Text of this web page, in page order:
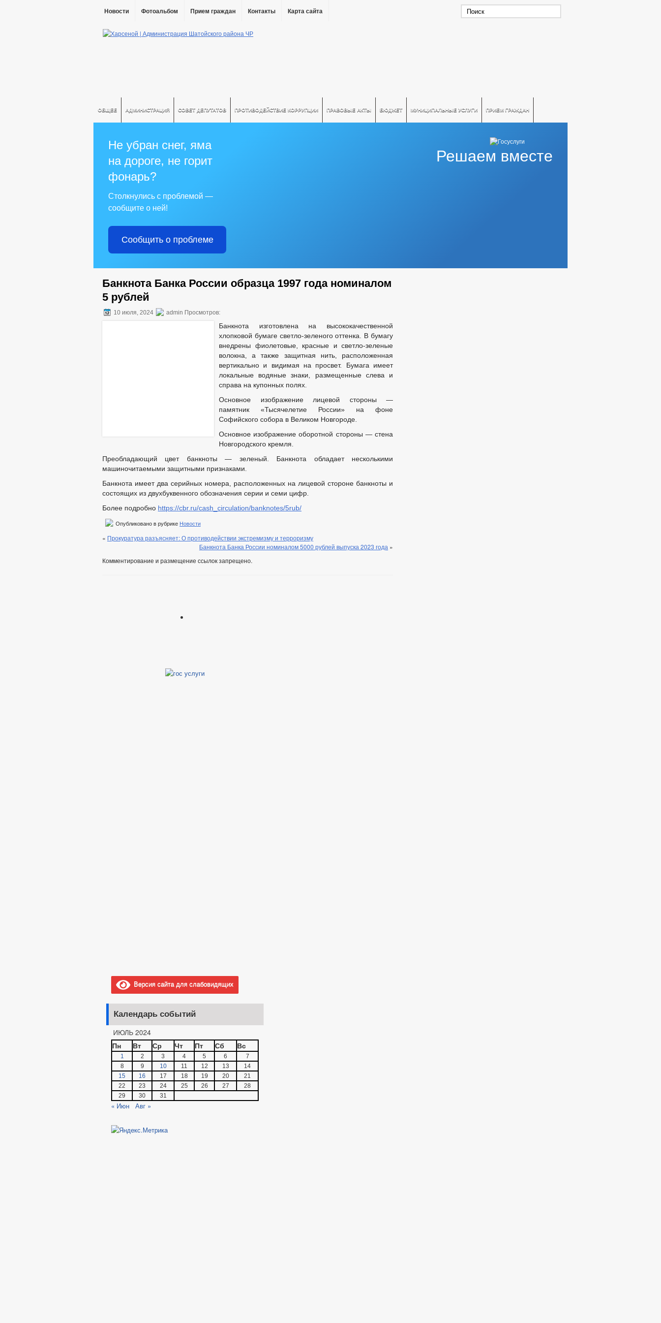
Новости Фотоальбом Прием граждан Контакты Карта сайта
ОБЩЕЕ АДМИНИСТРАЦИЯ СОВЕТ ДЕПУТАТОВ ПРОТИВОДЕЙСТВИЕ КОРРУПЦИИ ПРАВОВЫЕ АКТЫ БЮДЖЕТ МУНИЦИПАЛЬНЫЕ УСЛУГИ ПРИЕМ ГРАЖДАН
Решаем вместе
Не убран снег, яма
на дороге, не горит
фонарь?
Столкнулись с проблемой —
сообщите о ней!
Сообщить о проблеме
Банкнота Банка России образца 1997 года номиналом
5 рублей
10 июля, 2024 admin Просмотров:
Банкнота изготовлена на высококачественной
хлопковой бумаге светло-зеленого оттенка. В бумагу
внедрены фиолетовые, красные и светло-зеленые
волокна, а также защитная нить, расположенная
вертикально и видимая на просвет. Бумага имеет
локальные водяные знаки, размещенные слева и
справа на купонных полях.
Основное изображение лицевой стороны —
памятник «Тысячелетие России» на фоне
Софийского собора в Великом Новгороде.
Основное изображение оборотной стороны — стена
Новгородского кремля.
Преобладающий цвет банкноты — зеленый. Банкнота обладает несколькими
машиночитаемыми защитными признаками.
Банкнота имеет два серийных номера, расположенных на лицевой стороне банкноты и
состоящих из двухбуквенного обозначения серии и семи цифр.
Более подробно https://cbr.ru/cash_circulation/banknotes/5rub/
Опубликовано в рубрике Новости
« Прокуратура разъясняет: О противодействии экстремизму и терроризму
Банкнота Банка России номиналом 5000 рублей выпуска 2023 года »
Комментирование и размещение ссылок запрещено.
Версия сайта для слабовидящих
Календарь событий
ИЮЛЬ 2024
Пн
Вт Ср Чт Пт Сб Вс
1 2 3 4 5 6
7
8
9 10 11 12 13
14
15
16 17 18 19 20
21
22
23 24 25 26 27
28
29
30 31
« Июн Авг »